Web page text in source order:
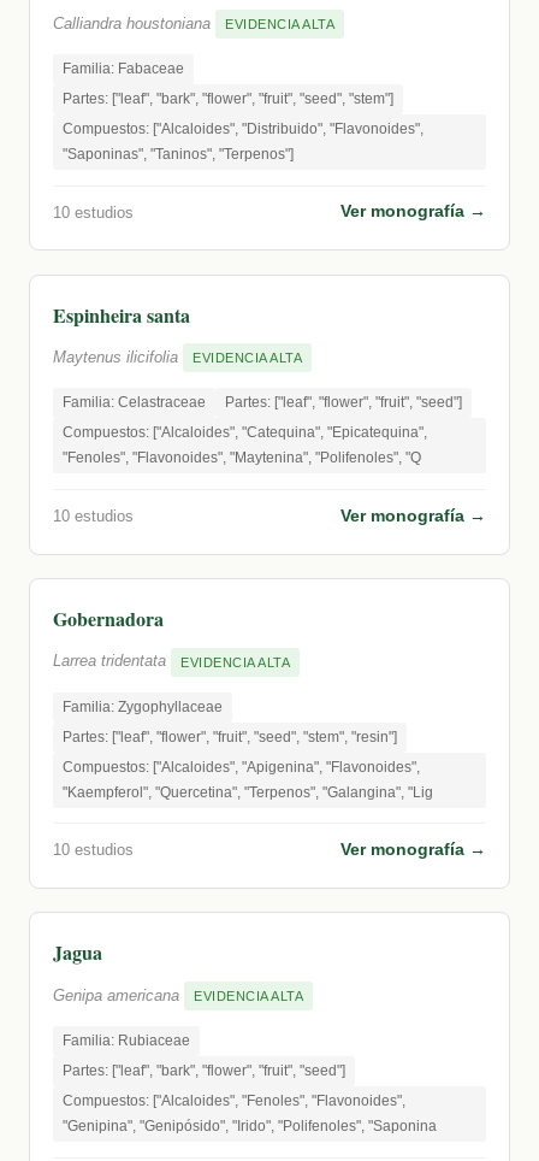
Calliandra houstoniana EVIDENCIA ALTA
Familia: Fabaceae
Partes: ["leaf", "bark", "flower", "fruit", "seed", "stem"]
Compuestos: ["Alcaloides", "Distribuido", "Flavonoides",
"Saponinas", "Taninos", "Terpenos"]
10 estudios Ver monografía →
Espinheira santa
Maytenus ilicifolia EVIDENCIA ALTA
Familia: Celastraceae
Partes: ["leaf", "flower", "fruit", "seed"]
Compuestos: ["Alcaloides", "Catequina", "Epicatequina",
"Fenoles", "Flavonoides", "Maytenina", "Polifenoles", "Q
10 estudios Ver monografía →
Gobernadora
Larrea tridentata EVIDENCIA ALTA
Familia: Zygophyllaceae
Partes: ["leaf", "flower", "fruit", "seed", "stem", "resin"]
Compuestos: ["Alcaloides", "Apigenina", "Flavonoides",
"Kaempferol", "Quercetina", "Terpenos", "Galangina", "Lig
10 estudios Ver monografía →
Jagua
Genipa americana EVIDENCIA ALTA
Familia: Rubiaceae
Partes: ["leaf", "bark", "flower", "fruit", "seed"]
Compuestos: ["Alcaloides", "Fenoles", "Flavonoides",
"Genipina", "Genipósido", "Irido", "Polifenoles", "Saponina